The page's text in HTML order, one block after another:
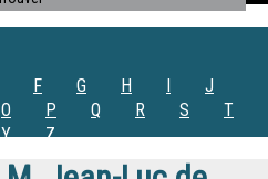
F G H I
J
O P Q R S
T
Y Z